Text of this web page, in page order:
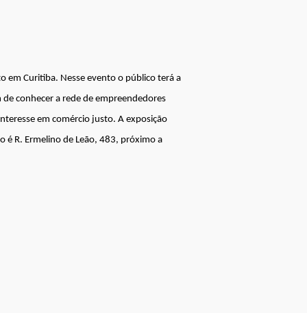
em Curitiba. Nesse evento o público terá a
conhecer a rede de empreendedores
em comércio justo. A exposição
é R. Ermelino de Leão, 483, próximo a